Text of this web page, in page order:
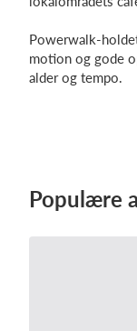
Powerwalk-
motion og gode
alder og tempo.
Populære